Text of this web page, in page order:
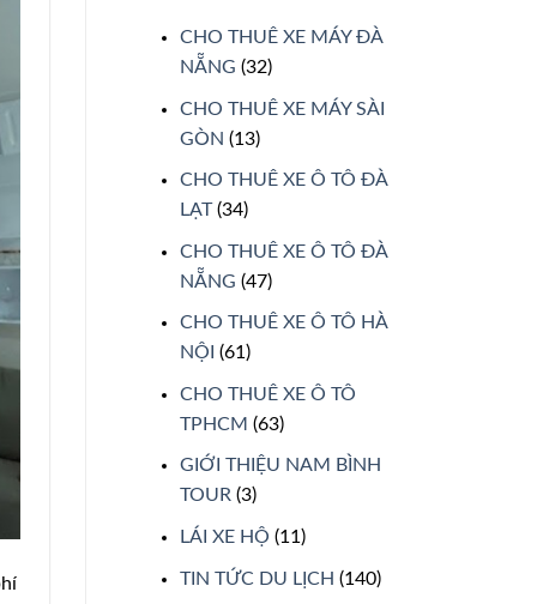
CHO THUÊ XE MÁY ĐÀ
NẴNG (32)
CHO THUÊ XE MÁY SÀI
GÒN (13)
CHO THUÊ XE Ô TÔ ĐÀ
LẠT(34)
CHO THUÊ XE Ô TÔ ĐÀ
NẴNG (47)
CHO THUÊ XE Ô TÔ HÀ
NỘI (61)
CHO THUÊ XE Ô TÔ
TPHCM (63)
GIỚI THIỆU NAM BÌNH
TOUR (3)
LÁI XE HỘ (11)
TIN TỨC DU LỊCH (140)